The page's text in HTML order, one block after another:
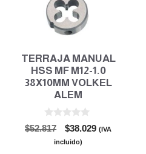
TERRAJA MANUAL
HSS MF M12-1.0
38X10MM VOLKEL
ALEM
0
d
$52.817
El
precio
$38.029El(IVA
incluido)